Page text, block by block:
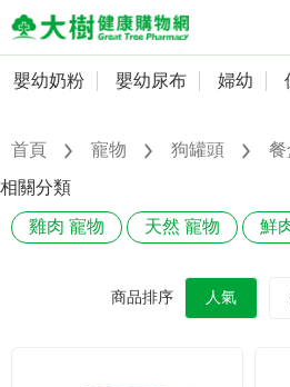
嬰幼奶粉
嬰幼尿布
婦幼
抗菌 尿布 大樹獨家 益生菌
奶瓶奶嘴
會員資料及密碼修改
常用收件人清單
訂單查詢
嬰幼奶粉 嬰幼尿布 婦幼
首頁 寵物 狗罐頭
餐
相關分類
雞肉 寵物 天然 寵物 鮮
商品排序 人氣